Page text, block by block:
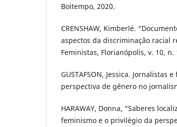
Boitempo, 2020.
CRENSHAW, Kimberlé.
aspectos da discriminação racial
Feministas, Florianópolis, v. 10, n.
GUSTAFSON, Jessica. Jornalistas
perspectiva de gênero no
HARAWAY, Donna, “Saberes
feminismo e o privilégio da